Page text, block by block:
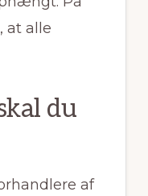
at alle
du
af